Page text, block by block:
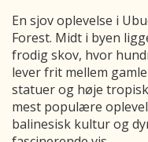
En sjov oplevelse i
Forest. Midt i byen
frodig skov, hvor
lever frit mellem
statuer og høje
mest populære
balinesisk kultur og